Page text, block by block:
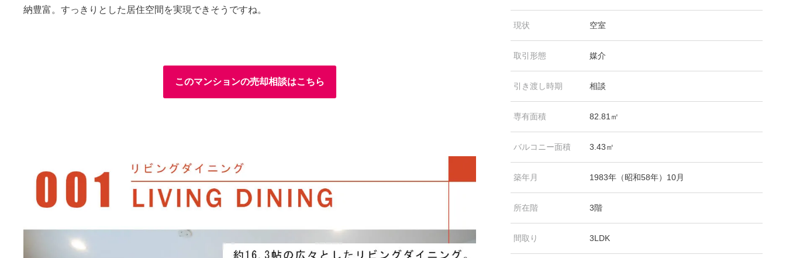
納豊富。すっきりとした居住空間を実現できそうですね。
このマンションの売却相談はこちら
現状 空室
取引形態 媒介
引き渡し時期 相談
専有面積 82.81㎡
バルコニー面積 3.43㎡
築年月 1983年（昭和58年）10月
所在階 3階
間取り 3LDK